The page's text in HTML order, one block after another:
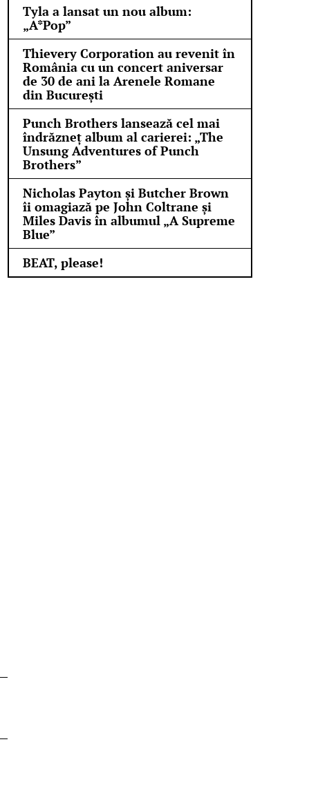
Tyla a lansat un nou album:
„A*Pop”
Thievery Corporation au revenit în
România cu un concert aniversar
de 30 de ani la Arenele Romane
din București
Punch Brothers lansează cel mai
îndrăzneț album al carierei: „The
Unsung Adventures of Punch
Brothers”
Nicholas Payton și Butcher Brown
îi omagiază pe John Coltrane și
Miles Davis în albumul „A Supreme
Blue”
BEAT, please!